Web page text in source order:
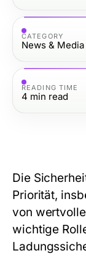
CATEGORY
News &
READING TIME
4 min read
Die
Priorität,
von
wichtige